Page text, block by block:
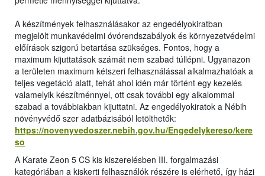
A készítmények felhasználásakor az engedélyokiratban
megjelölt munkavédelmi óvórendszabályok és környezetvédelmi
előírások szigorú betartása szükséges. Fontos, hogy a
maximum kijuttatások számát nem szabad túllépni. Ugyanazon
a területen maximum kétszeri felhasználással alkalmazhatóak a
teljes vegetáció alatt, tehát ahol idén már történt egy kezelés
valamelyik készítménnyel, ott csak további egy alkalommal
szabad a továbbiakban kijuttatni. Az engedélyokiratok a Nébih
növényvédő szer adatbázisából letölthetők:
https://novenyvedoszer.nebih.gov.hu/Engedelykereso/kere
so
A Karate Zeon 5 CS kis kiszerelésben III. forgalmazási
kategóriában a kiskerti felhasználók részére is elérhető, így házi